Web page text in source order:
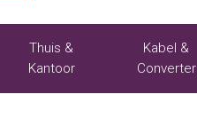
Thuis &
Kantoor
Kabel &
Converter